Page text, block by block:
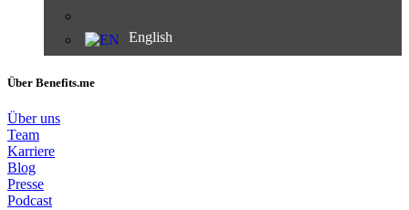
English
Über Benefits.me
Über uns
Team
Karriere
Blog
Presse
Podcast